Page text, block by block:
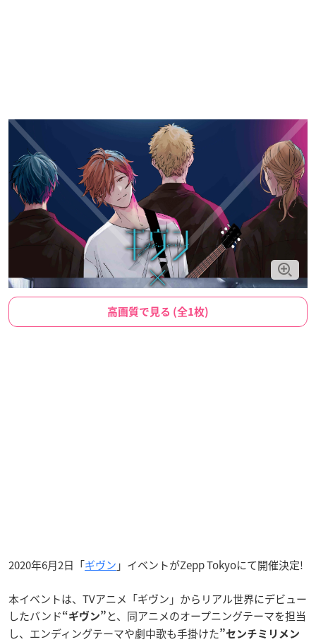
高画質で見る (全1枚)
2020年6月2日「ギヴン 」イベントがZepp Tokyoにて開催決定!
本イベントは、TVアニメ「ギヴン」からリアル世界にデビュー
したバンド “ギヴン” と、同アニメのオープニングテーマを担当
し、エンディングテーマや劇中歌も手掛けた”センチミリメン